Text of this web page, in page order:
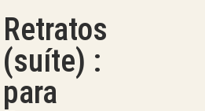
Retratos
(suíte) :
para